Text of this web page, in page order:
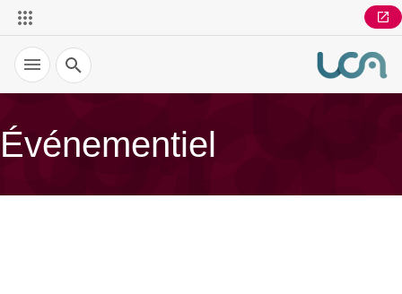
Recherche
Événementiel